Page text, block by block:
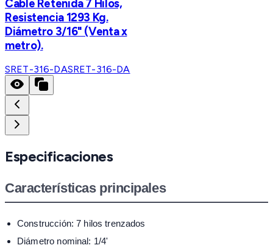
Cable Retenida 7 Hilos,
Resistencia 1293 Kg.
Diámetro 3/16" (Venta x
metro).
SRET-316-DASRET-316-DA
Especificaciones
Características principales
Construcción: 7 hilos trenzados
Diámetro nominal: 1/4'